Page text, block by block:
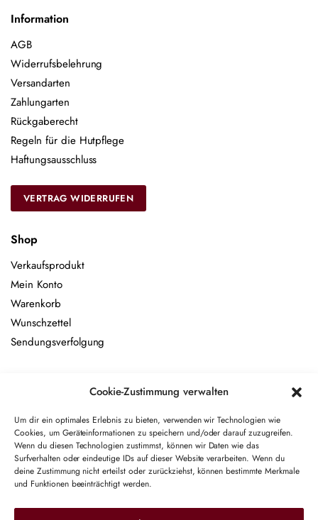
Cookie-Zustimmung verwalten
Um dir ein optimales Erlebnis zu bieten, verwenden wir Technologien wie
Cookies, um Geräteinformationen zu speichern und/oder darauf zuzugreifen.
Wenn du diesen Technologien zustimmst, können wir Daten wie das
Surfverhalten oder eindeutige IDs auf dieser Website verarbeiten. Wenn du
deine Zustimmung nicht erteilst oder zurückziehst, können bestimmte Merkmale
und Funktionen beeinträchtigt werden.
Information
AGB
Widerrufsbelehrung
Versandarten
Zahlungarten
Rückgaberecht
Regeln für die Hutpflege
Haftungsausschluss
VERTRAG WIDERRUFEN
Shop
Verkaufsprodukt
Mein Konto
Warenkorb
Wunschzettel
Sendungsverfolgung
E-Mail-Adresse
Hiermit akzeptiere ich die Datenschutzbestimmungen